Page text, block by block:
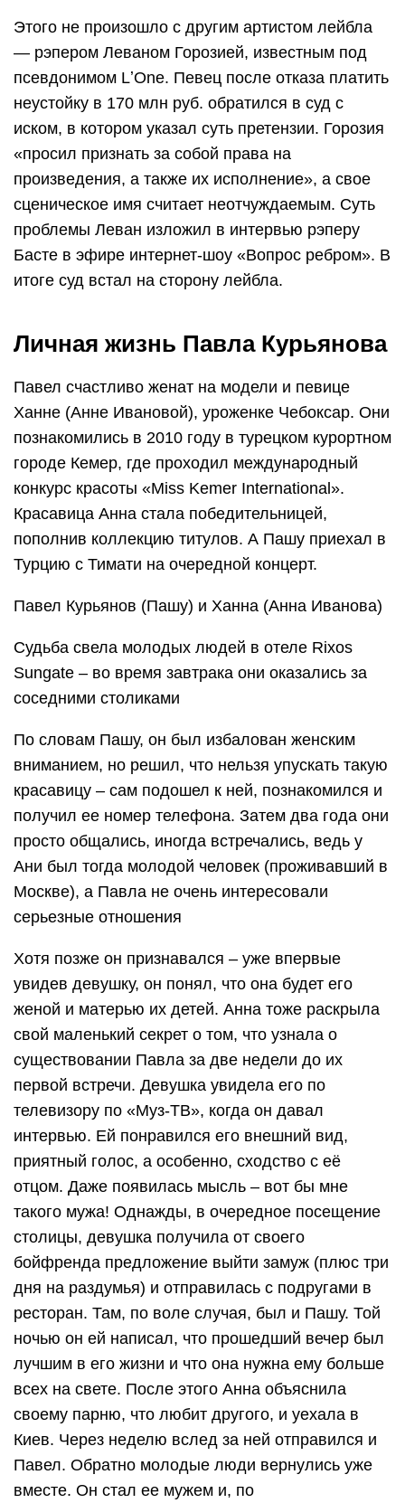
Этого не произошло с другим артистом лейбла
— рэпером Леваном Горозией, известным под
псевдонимом LʼOne. Певец после отказа платить
неустойку в 170 млн руб. обратился в суд с
иском, в котором указал суть претензии. Горозия
«просил признать за собой права на
произведения, а также их исполнение», а свое
сценическое имя считает неотчуждаемым. Суть
проблемы Леван изложил в интервью рэперу
Басте в эфире интернет-шоу «Вопрос ребром». В
итоге суд встал на сторону лейбла.
Личная жизнь Павла Курьянова
Павел счастливо женат на модели и певице
Ханне (Анне Ивановой), уроженке Чебоксар. Они
познакомились в 2010 году в турецком курортном
городе Кемер, где проходил международный
конкурс красоты «Miss Kemer International».
Красавица Анна стала победительницей,
пополнив коллекцию титулов. А Пашу приехал в
Турцию с Тимати на очередной концерт.
Павел Курьянов (Пашу) и Ханна (Анна Иванова)
Судьба свела молодых людей в отеле Rixos
Sungate – во время завтрака они оказались за
соседними столиками
По словам Пашу, он был избалован женским
вниманием, но решил, что нельзя упускать такую
красавицу – сам подошел к ней, познакомился и
получил ее номер телефона. Затем два года они
просто общались, иногда встречались, ведь у
Ани был тогда молодой человек (проживавший в
Москве), а Павла не очень интересовали
серьезные отношения
Хотя позже он признавался – уже впервые
увидев девушку, он понял, что она будет его
женой и матерью их детей. Анна тоже раскрыла
свой маленький секрет о том, что узнала о
существовании Павла за две недели до их
первой встречи. Девушка увидела его по
телевизору по «Муз-ТВ», когда он давал
интервью. Ей понравился его внешний вид,
приятный голос, а особенно, сходство с её
отцом. Даже появилась мысль – вот бы мне
такого мужа! Однажды, в очередное посещение
столицы, девушка получила от своего
бойфренда предложение выйти замуж (плюс три
дня на раздумья) и отправилась с подругами в
ресторан. Там, по воле случая, был и Пашу. Той
ночью он ей написал, что прошедший вечер был
лучшим в его жизни и что она нужна ему больше
всех на свете. После этого Анна объяснила
своему парню, что любит другого, и уехала в
Киев. Через неделю вслед за ней отправился и
Павел. Обратно молодые люди вернулись уже
вместе. Он стал ее мужем и, по